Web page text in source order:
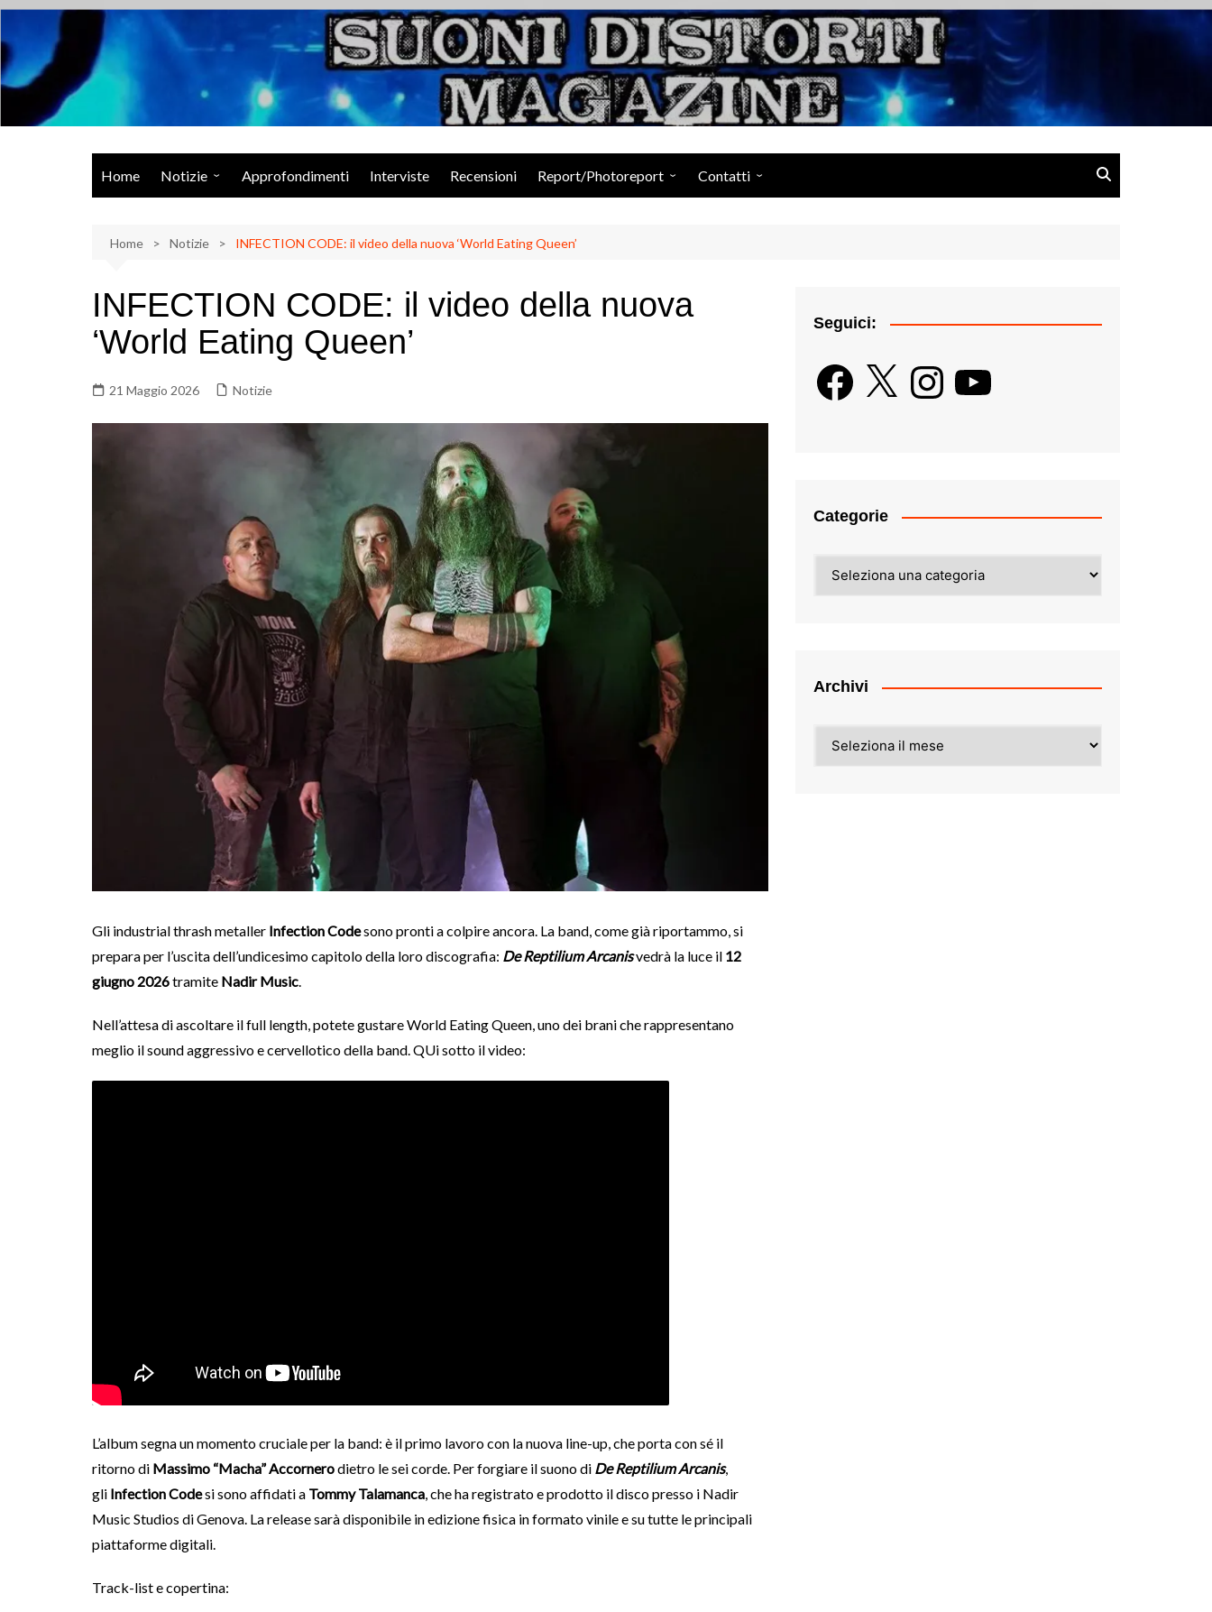
Salta
contenuto
Suoni Distorti Magazine
Musica Rock, Metal, Punk e varie sonorità alternative
Home Notizie
Eventi
Libri
Approfondimenti Interviste Recensioni Report/Photoreport Contatti
Home Notizie INFECTION CODE: il video della nuova ‘World Eating Queen’
INFECTION CODE: il video della nuova
‘World Eating Queen’
21 Maggio 2026 Notizie
Gli industrial thrash metaller Infection Codesono pronti a colpire ancora. La band, come già riportammo, si
prepara per l’uscita dell’undicesimo capitolo della loro discografia: De Reptilium Arcanisvedrà la luce il 12
giugno 2026tramite Nadir Music
Nell’attesa di ascoltare il full length, potete gustare World Eating Queen, uno dei brani che rappresentano
meglio il sound aggressivo e cervellotico della band. QUi sotto il video:
L’album segna un momento cruciale per la band: è il primo lavoro con la nuova line-up, che porta con sé il
ritorno di Massimo “Macha” Accornerodietro le sei corde. Per forgiare il suono di De Reptilium Arcanis,
gli Infection Codesi sono affidati a Tommy Talamanca , che ha registrato e prodotto il disco presso i Nadir
Music Studios di Genova. La release sarà disponibile in edizione fisica in formato vinile e su tutte le principali
piattaforme digitali.
Track-list e copertina:
Seguici:
Facebook
X InstagramYouTube
Categorie
Archivi